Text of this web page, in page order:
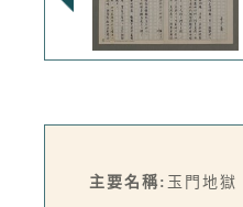
主要名稱: 玉門地獄